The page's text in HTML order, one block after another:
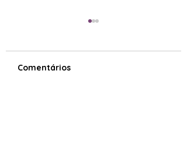
Comentários